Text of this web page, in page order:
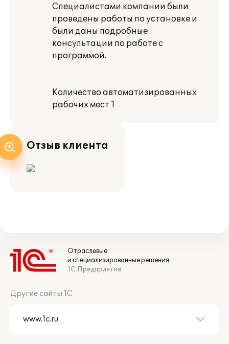
Специалистами компании были
проведены работы по установке и
были даны подробные
консультации по работе с
программой.
Количество автоматизированных
рабочих мест 1
Отзыв клиента
Отраслевые
и специализированные решения
1С:Предприятие
Другие сайты 1С